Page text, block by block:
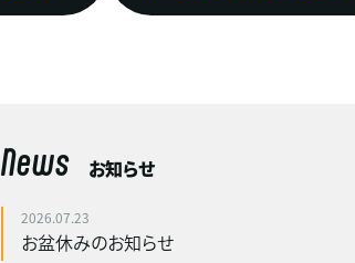
News お知らせ
2026.07.23
お盆休みのお知らせ